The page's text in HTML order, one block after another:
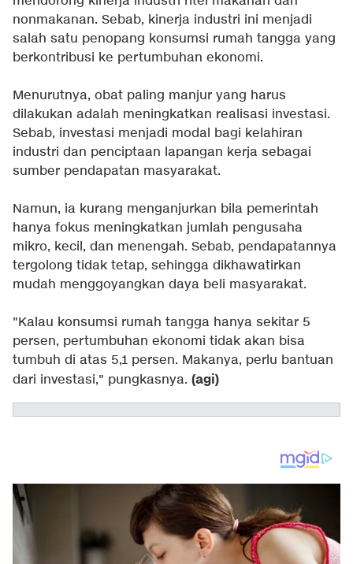
nonmakanan. Sebab, kinerja industri ini menjadi
salah satu penopang konsumsi rumah tangga yang
berkontribusi ke pertumbuhan ekonomi.
Menurutnya, obat paling manjur yang harus
dilakukan adalah meningkatkan realisasi investasi.
Sebab, investasi menjadi modal bagi kelahiran
industri dan penciptaan lapangan kerja sebagai
sumber pendapatan masyarakat.
Namun, ia kurang menganjurkan bila pemerintah
hanya fokus meningkatkan jumlah pengusaha
mikro, kecil, dan menengah. Sebab, pendapatannya
tergolong tidak tetap, sehingga dikhawatirkan
mudah menggoyangkan daya beli masyarakat.
"Kalau konsumsi rumah tangga hanya sekitar 5
persen, pertumbuhan ekonomi tidak akan bisa
tumbuh di atas 5,1 persen. Makanya, perlu bantuan
dari investasi," pungkasnya. (agi)